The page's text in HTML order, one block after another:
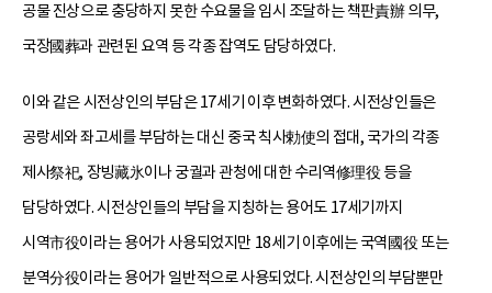
공물 진상으로 충당하지 못한 수요물을 임시 조달하는 책판責辦 의무,
국장國葬과 관련된 요역 등 각종 잡역도 담당하였다.
이와 같은 시전상인의 부담은 17세기 이후 변화하였다. 시전상인들은
공랑세와 좌고세를 부담하는 대신 중국 칙사勅使의 접대, 국가의 각종
제사祭祀, 장빙藏氷이나 궁궐과 관청에 대한 수리역修理役 등을
담당하였다. 시전상인들의 부담을 지칭하는 용어도 17세기까지
시역市役이라는 용어가 사용되었지만 18세기 이후에는 국역國役 또는
분역分役이라는 용어가 일반적으로 사용되었다. 시전상인의 부담뿐만